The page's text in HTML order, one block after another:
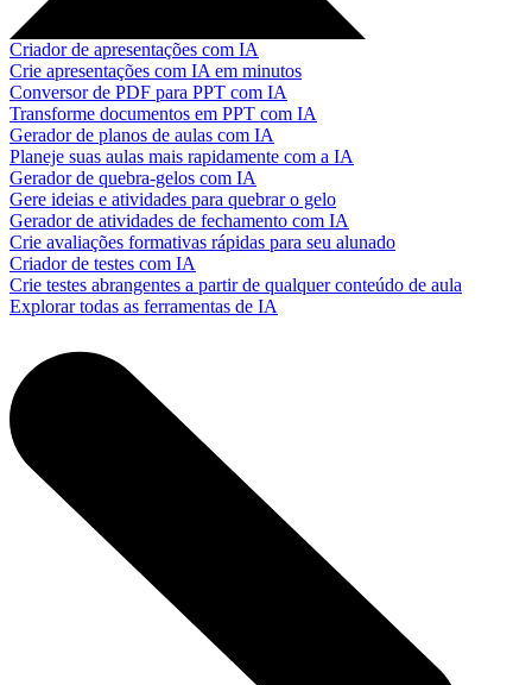
Criador de apresentações com IA
Crie apresentações com IA em minutos
Conversor de PDF para PPT com IA
Transforme documentos em PPT com IA
Gerador de planos de aulas com IA
Planeje suas aulas mais rapidamente com a IA
Gerador de quebra-gelos com IA
Gere ideias e atividades para quebrar o gelo
Gerador de atividades de fechamento com IA
Crie avaliações formativas rápidas para seu alunado
Criador de testes com IA
Crie testes abrangentes a partir de qualquer conteúdo de aula
Explorar todas as ferramentas de IA